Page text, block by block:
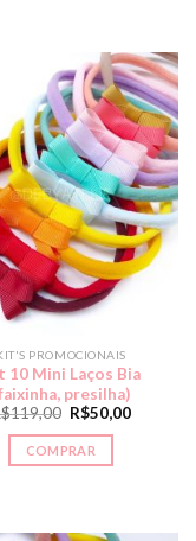
PROMOCIONAIS
10 Mini Laços Bia
presilha)
119,00 R$50,00
COMPRAR